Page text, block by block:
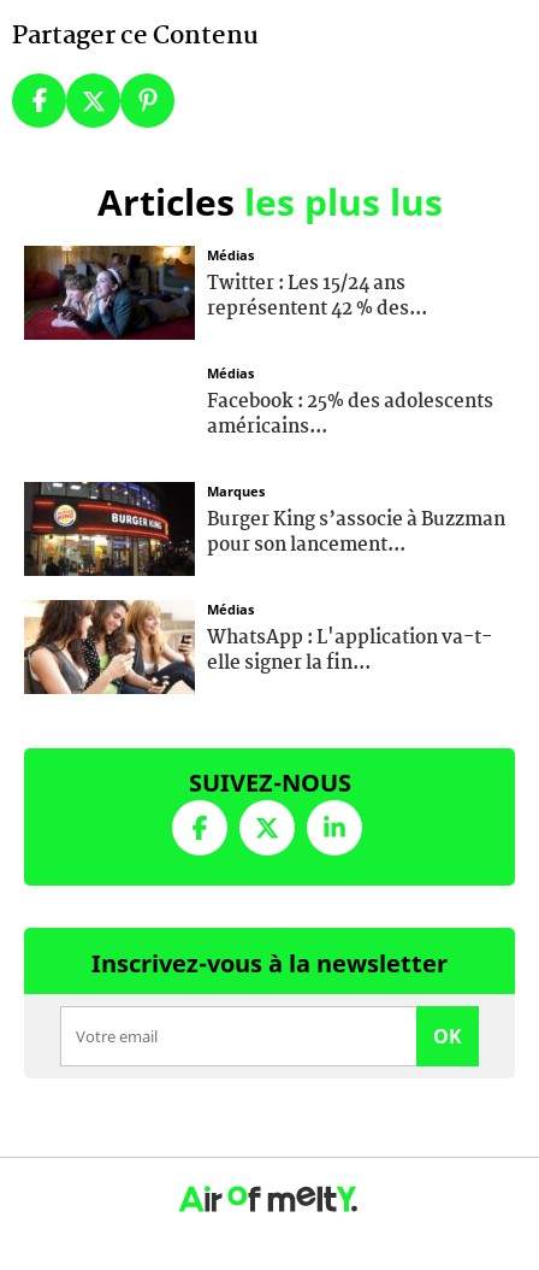
Partager ce Contenu
Articles les plus lus
Médias
Twitter : Les 15/24 ans
représentent 42 % des...
Médias
Facebook : 25% des adolescents
américains...
Marques
Burger King s’associe à Buzzman
pour son lancement...
Médias
WhatsApp : L'application va-t-
elle signer la fin...
SUIVEZ-NOUS
Inscrivez-vous à la newsletter
OK